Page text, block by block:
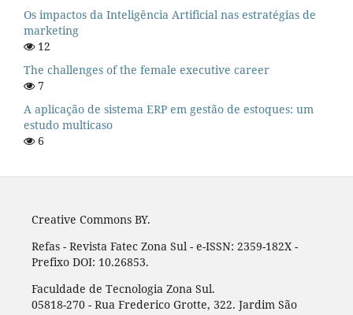
Os impactos da Inteligência Artificial nas estratégias de
marketing
12
The challenges of the female executive career
7
A aplicação de sistema ERP em gestão de estoques: um
estudo multicaso
6
Creative Commons BY.
Refas - Revista Fatec Zona Sul - e-ISSN: 2359-182X -
Prefixo DOI: 10.26853.
Faculdade de Tecnologia Zona Sul.
05818-270 - Rua Frederico Grotte, 322. Jardim São